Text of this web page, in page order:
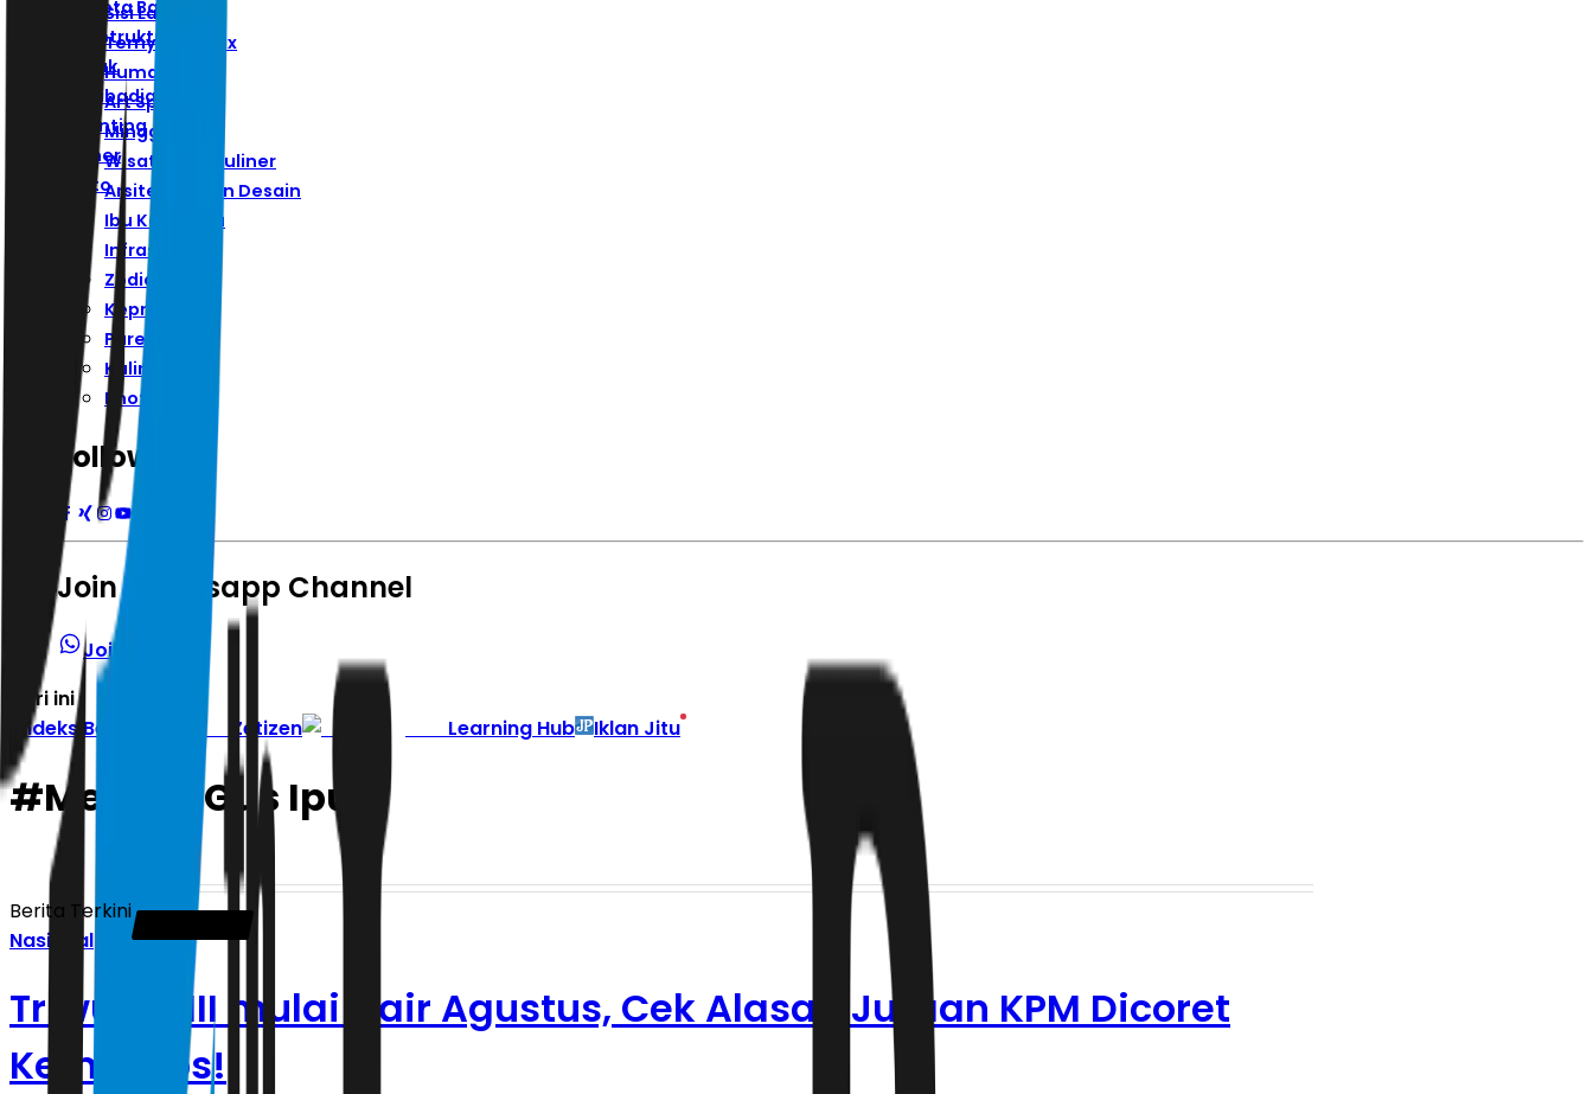
Ibu Kota Baru
Infrastruktur
Zodiak
Kepribadian
Parenting
Kuliner
Photo
Sisi Lain
Ternyata Hoax
Humaniora
Art Space
Minggu
Wisata Dan Kuliner
Arsitektur Dan Desain
Ibu Kota Baru
Infrastruktur
Zodiak
Kepribadian
Parenting
Kuliner
Photo
Follow Us
Join Whatsapp Channel
Join Channel
Hari ini
Indeks Berita Zetizen Learning Hub Iklan Jitu
#Mensos Gus Ipul
Berita Terkini
Nasional
Triwulan III mulai Cair Agustus, Cek Alasan Jutaan KPM Dicoret
Kemensos!